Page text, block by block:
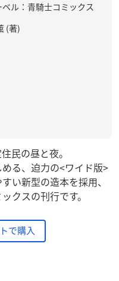
ベル：青騎士コミックス
(著)
民の昼と夜。
る、迫力の<ワイド版>
い新型の造本を採用、
クスの刊行です。
で購入